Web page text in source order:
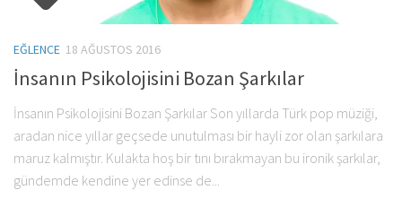
EĞLENCE 18 AĞUSTOS 2016
İnsanın Psikolojisini Bozan Şarkılar
İnsanın Psikolojisini Bozan Şarkılar Son yıllarda Türk pop müziği,
aradan nice yıllar geçsede unutulması bir hayli zor olan şarkılara
maruz kalmıştır. Kulakta hoş bir tını bırakmayan bu ironik şarkılar,
gündemde kendine yer edinse de...